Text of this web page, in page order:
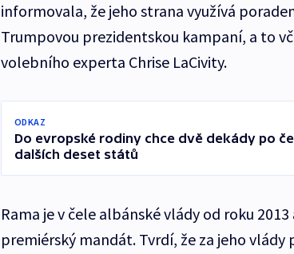
informovala, že jeho strana využívá
Trumpovou prezidentskou kampaní, a to
volebního experta Chrise LaCivity.
ODKAZ
Do evropské rodiny chce dvě dekády po
dalších deset států
Rama je v čele albánské vlády od roku
premiérský mandát. Tvrdí, že za jeho